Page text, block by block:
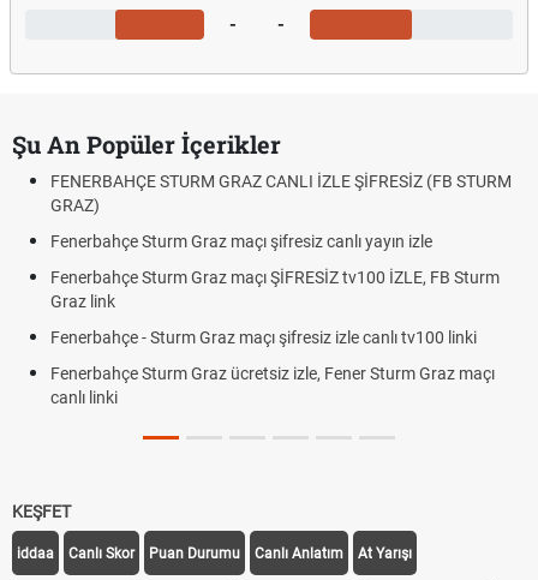
- -
Şu An Popüler İçerikler
FENERBAHÇE STURM GRAZ CANLI İZLE ŞİFRESİZ (FB STURM
GRAZ)
Fenerbahçe Sturm Graz maçı şifresiz canlı yayın izle
Fenerbahçe Sturm Graz maçı ŞİFRESİZ tv100 İZLE, FB Sturm
Graz link
Fenerbahçe - Sturm Graz maçı şifresiz izle canlı tv100 linki
Fenerbahçe Sturm Graz ücretsiz izle, Fener Sturm Graz maçı
canlı linki
KEŞFET
iddaa Canlı Skor Puan Durumu Canlı Anlatım At Yarışı